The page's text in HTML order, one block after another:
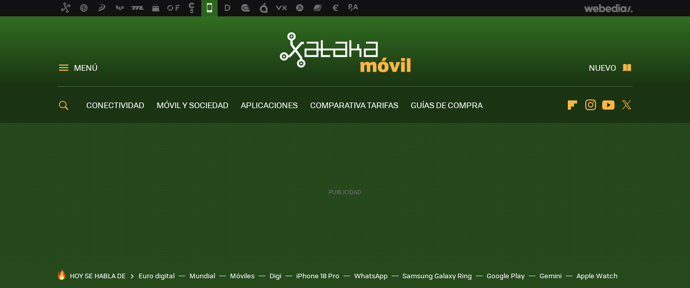
MENÚ NUEVO
CONECTIVIDAD MÓVIL Y SOCIEDAD APLICACIONES COMPARATIVA TARIFAS
GUÍAS DE COMPRA
FlipboardInstagramYoutube
HOY SE HABLA DE Euro digital Mundial Móviles Digi iPhone 18 Pro WhatsApp Samsung Galaxy Ring Google Play Gemini Apple Watch